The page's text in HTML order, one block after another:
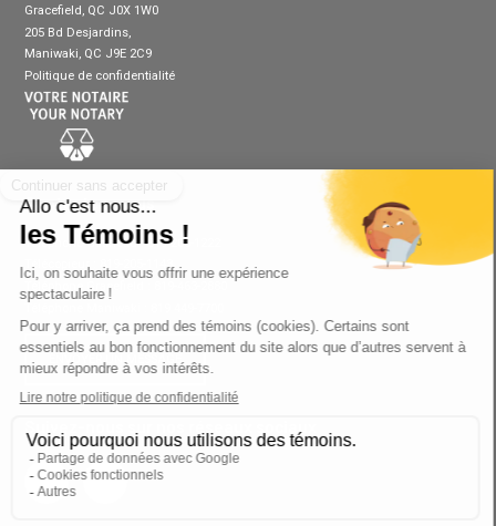
Gracefield, QC J0X 1W0
205 Bd Desjardins,
Maniwaki, QC J9E 2C9
Politique de confidentialité
Contactez-nous
Téléphone Gatineau :819-205-1222
Télécopieur :
819-205-1143
Téléphone Gracefield :
ENVOYER UN MESSAGE